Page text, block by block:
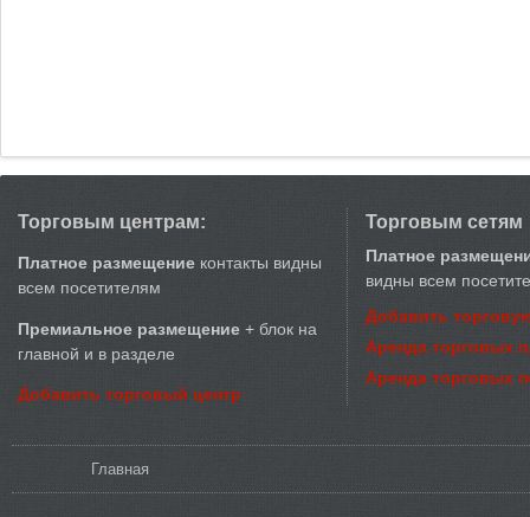
Торговым центрам:
Платное размещение контакты видны
всем посетителям
Премиальное размещение + блок на
главной и в разделе
Добавить торговый центр
Торговым сетям
Платное
видны всем
Добавить
Аренда торговых
Аренда торговых
Главная